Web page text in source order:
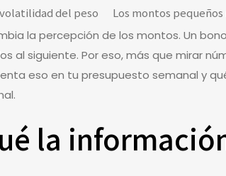
del peso
Los montos
la percepción de los montos. Un
al siguiente. Por eso, más que mirar
eso en tu presupuesto semanal y
la